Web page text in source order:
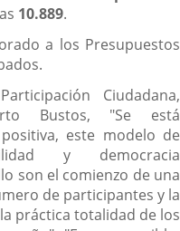
10.889.
a los Presupuestos
Ciudadana,
Bustos, "Se está
este modelo de
y democracia
son el comienzo de una
de participantes y la
práctica totalidad de los